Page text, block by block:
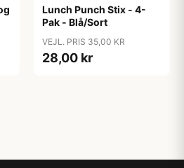
Lunch Punch Stix - 4-
Pak - Blå/Sort
VEJL. PRIS 35,00 KR
28,00 kr